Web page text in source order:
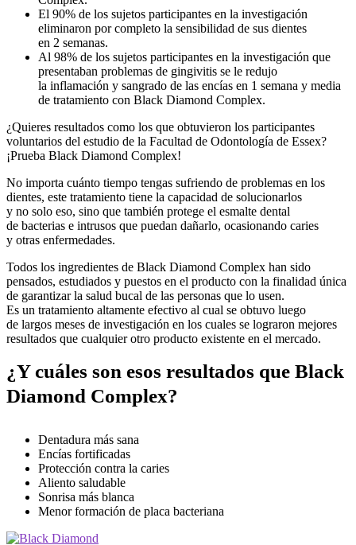
El 90% de los sujetos participantes en la investigación
eliminaron por completo la sensibilidad de sus dientes
en 2 semanas.
Al 98% de los sujetos participantes en la investigación que
presentaban problemas de gingivitis se le redujo
la inflamación y sangrado de las encías en 1 semana y media
de tratamiento con Black Diamond Complex.
¿Quieres resultados como los que obtuvieron los participantes
voluntarios del estudio de la Facultad de Odontología de Essex?
¡Prueba Black Diamond Complex!
No importa cuánto tiempo tengas sufriendo de problemas en los
dientes, este tratamiento tiene la capacidad de solucionarlos
y no solo eso, sino que también protege el esmalte dental
de bacterias e intrusos que puedan dañarlo, ocasionando caries
y otras enfermedades.
Todos los ingredientes de Black Diamond Complex han sido
pensados, estudiados y puestos en el producto con la finalidad única
de garantizar la salud bucal de las personas que lo usen.
Es un tratamiento altamente efectivo al cual se obtuvo luego
de largos meses de investigación en los cuales se lograron mejores
resultados que cualquier otro producto existente en el mercado.
¿Y cuáles son esos resultados que Black
Diamond Complex?
Dentadura más sana
Encías fortificadas
Protección contra la caries
Aliento saludable
Sonrisa más blanca
Menor formación de placa bacteriana